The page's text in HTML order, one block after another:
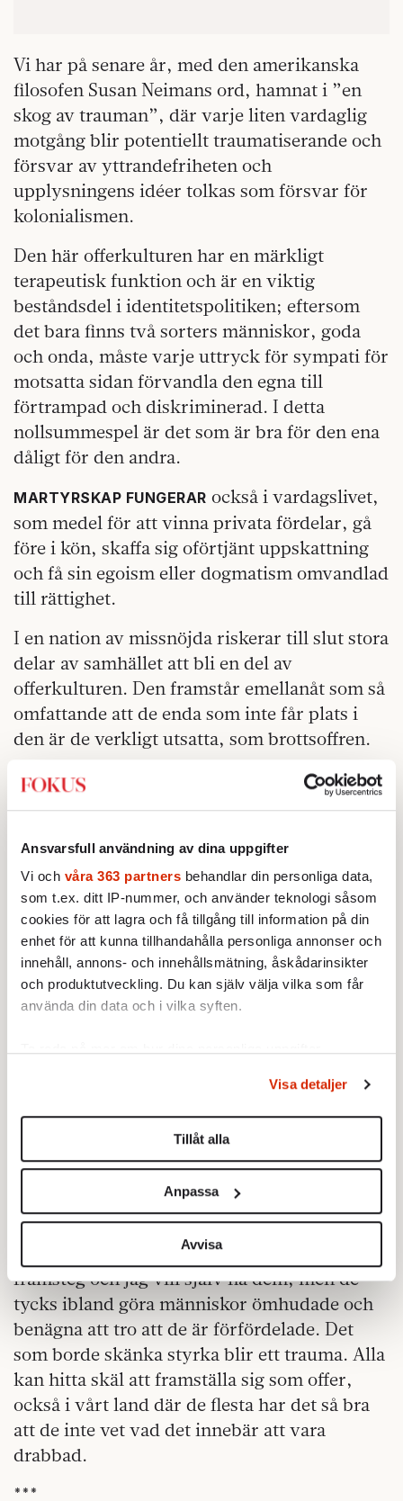
Ansvarsfull användning av dina uppgifter
Vi och våra 363 partners behandlar din personliga data,
som t.ex. ditt IP-nummer, och använder teknologi såsom
cookies för att lagra och få tillgång till information på din
enhet för att kunna tillhandahålla personliga annonser och
innehåll, annons- och innehållsmätning, åskådarinsikter
och produktutveckling. Du kan själv välja vilka som får
använda din data och i vilka syften.
Du kan ändra eller dra tillbaka ditt samtycke när som
helst från cookie-förklaringen.
Vi använder enhetsidentifierare för att anpassa innehållet
för sociala medier och analysera vår trafik. Vi
vidarebefordrar även sådana identifierare och annan
information från din enhet till de sociala medier och
annons- och analysföretag som vi samarbetar med.
Dessa kan i sin tur kombinera informationen med annan
information som du har tillhandahållit eller som de har
samlat in när du har använt deras tjänster.
Om du vill läsa mer om hur vi hanterar personuppgifter
kan du göra det här .
Visa detaljer
Tillåt alla
Anpassa
Avvisa
Vi har på senare år, med den amerikanska
filosofen Susan Neimans ord, hamnat i ”en
skog av trauman”, där varje liten vardaglig
motgång blir potentiellt traumatiserande och
försvar av yttrandefriheten och
upplysningens idéer tolkas som försvar för
kolonialismen.
Den här offerkulturen har en märkligt
terapeutisk funktion och är en viktig
beståndsdel i identitetspolitiken; eftersom
det bara finns två sorters människor, goda
och onda, måste varje uttryck för sympati för
motsatta sidan förvandla den egna till
förtrampad och diskriminerad. I detta
nollsummespel är det som är bra för den ena
dåligt för den andra.
MARTYRSKAP FUNGERAR också i vardagslivet,
som medel för att vinna privata fördelar, gå
före i kön, skaffa sig oförtjänt uppskattning
och få sin egoism eller dogmatism omvandlad
till rättighet.
I en nation av missnöjda riskerar till slut stora
delar av samhället att bli en del av
offerkulturen. Den framstår emellanåt som så
omfattande att de enda som inte får plats i
den är de verkligt utsatta, som brottsoffren.
Sverige har på många sätt blivit offer för sin
egen välvilja och tolerans när omvärldens
ett land där alla undervisas om vad de har
rätt till, men mera sällan om vad som
förväntas av dem.
Rättigheter är bra, de är demokratiska
framsteg och jag vill själv ha dem, men de
tycks ibland göra människor ömhudade och
benägna att tro att de är förfördelade. Det
som borde skänka styrka blir ett trauma. Alla
kan hitta skäl att framställa sig som offer,
också i vårt land där de flesta har det så bra
att de inte vet vad det innebär att vara
drabbad.
***